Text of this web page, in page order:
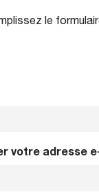
le
votre adresse